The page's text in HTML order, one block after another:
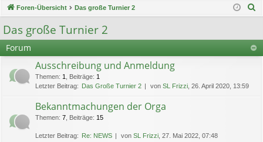
ne
llz
ug
en m ist
re
Foren-Übersicht Das große Turnier 2
e
Das große Turnier 2
Forum
Ausschreibung und Anmeldung
Themen: 1 Beiträge: 1
Letzter Beitrag: Das Große Turnier 2 von SL Frizzi , 26. April 2020, 13:59
Bekanntmachungen der Orga
Themen: 7 Beiträge: 15
Letzter Beitrag: Re: NEWS von SL Frizzi , 27. Mai 2022, 07:48